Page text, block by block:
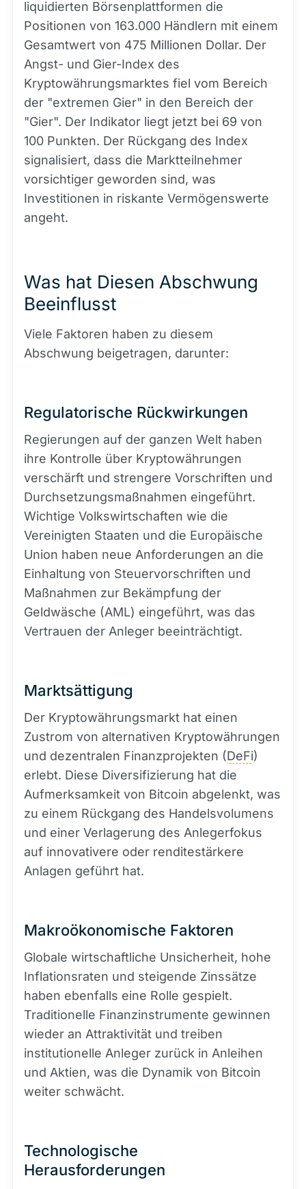
liquidierten Börsenplattformen die
Positionen von 163.000 Händlern mit einem
Gesamtwert von 475 Millionen Dollar. Der
Angst- und Gier-Index des
Kryptowährungsmarktes fiel vom Bereich
der "extremen Gier" in den Bereich der
"Gier". Der Indikator liegt jetzt bei 69 von
100 Punkten. Der Rückgang des Index
signalisiert, dass die Marktteilnehmer
vorsichtiger geworden sind, was
Investitionen in riskante Vermögenswerte
angeht.
Was hat Diesen Abschwung
Beeinflusst
Viele Faktoren haben zu diesem
Abschwung beigetragen, darunter:
Regulatorische Rückwirkungen
Regierungen auf der ganzen Welt haben
ihre Kontrolle über Kryptowährungen
verschärft und strengere Vorschriften und
Durchsetzungsmaßnahmen eingeführt.
Wichtige Volkswirtschaften wie die
Vereinigten Staaten und die Europäische
Union haben neue Anforderungen an die
Einhaltung von Steuervorschriften und
Maßnahmen zur Bekämpfung der
Geldwäsche (AML) eingeführt, was das
Vertrauen der Anleger beeinträchtigt.
Marktsättigung
Der Kryptowährungsmarkt hat einen
Zustrom von alternativen Kryptowährungen
und dezentralen Finanzprojekten (DeFi)
erlebt. Diese Diversifizierung hat die
Aufmerksamkeit von Bitcoin abgelenkt, was
zu einem Rückgang des Handelsvolumens
und einer Verlagerung des Anlegerfokus
auf innovativere oder renditestärkere
Anlagen geführt hat.
Makroökonomische Faktoren
Globale wirtschaftliche Unsicherheit, hohe
Inflationsraten und steigende Zinssätze
haben ebenfalls eine Rolle gespielt.
Traditionelle Finanzinstrumente gewinnen
wieder an Attraktivität und treiben
institutionelle Anleger zurück in Anleihen
und Aktien, was die Dynamik von Bitcoin
weiter schwächt.
Technologische
Herausforderungen